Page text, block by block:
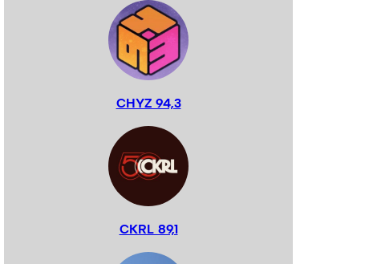
CHYZ 94,3
CKRL 89,1